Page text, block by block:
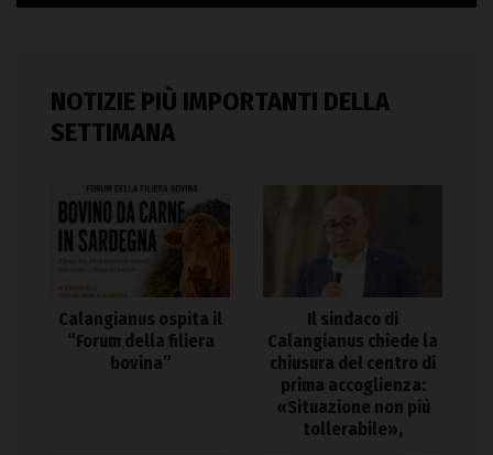
NOTIZIE PIÙ IMPORTANTI DELLA
SETTIMANA
Calangianus ospita il
“Forum della filiera
bovina”
Il sindaco di
Calangianus chiede la
chiusura del centro di
prima accoglienza:
«Situazione non più
tollerabile»,